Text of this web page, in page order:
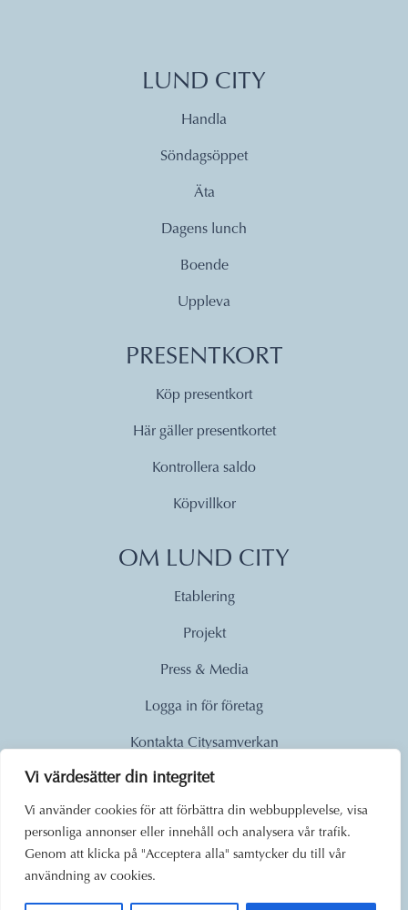
Vi värdesätter din integritet
Vi använder cookies för att förbättra din webbupplevelse, visa
personliga annonser eller innehåll och analysera vår trafik.
Genom att klicka på "Acceptera alla" samtycker du till vår
användning av cookies.
LUND CITY
Handla
Söndagsöppet
Äta
Dagens lunch
Boende
Uppleva
PRESENTKORT
Köp presentkort
Här gäller presentkortet
Kontrollera saldo
Köpvillkor
OM LUND CITY
Etablering
Projekt
Press & Media
Logga in för företag
Kontakta Citysamverkan
Lund City. Alla rättigheter
förbehållna.